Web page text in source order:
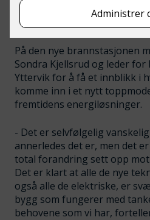
Eltera Gjøvik på besøk hos
Brannstasjon
På den nye brannstasjonen
Sondra Kjellsrud og leder for
Yttervik for å få et innblikk i
komme inn i et nytt
fremtidens energiløsninger.
- Det er selvfølgelig
annerledes det er, men det
total forandring sett opp
Det er klart at alle de nye
også alle de elektriske, er
bygg som fungerer med
behovene som vi har,